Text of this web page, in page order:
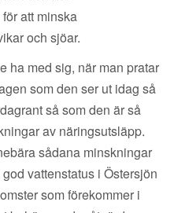
att minska
och sjöar.
ha med sig, när man pratar
som den ser ut idag så
så som den är så
av näringsutsläpp.
sådana minskningar
vattenstatus i Östersjön
som förekommer i